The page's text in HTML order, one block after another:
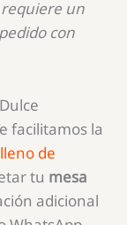
un
con
facilitamos la
de
tu mesa
adicional